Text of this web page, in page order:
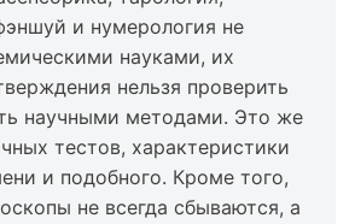
и нумерология не
науками, их
нельзя проверить
научными методами. Это же
тестов, характеристики
и подобного. Кроме того,
не всегда сбываются, а